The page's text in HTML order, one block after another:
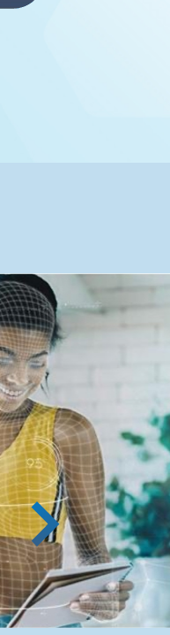
数
専任のコ
事業イン
からサポ
げに知見
カッショ
最適なAI